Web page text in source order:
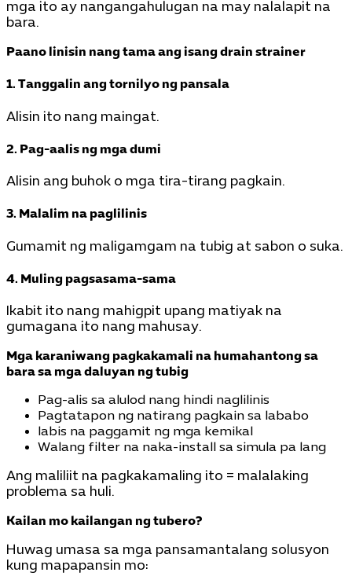
mga ito ay nangangahulugan na may nalalapit na
bara.
Paano linisin nang tama ang isang drain strainer
1. Tanggalin ang tornilyo ng pansala
Alisin ito nang maingat.
2. Pag-aalis ng mga dumi
Alisin ang buhok o mga tira-tirang pagkain.
3. Malalim na paglilinis
Gumamit ng maligamgam na tubig at sabon o suka.
4. Muling pagsasama-sama
Ikabit ito nang mahigpit upang matiyak na
gumagana ito nang mahusay.
Mga karaniwang pagkakamali na humahantong sa
bara sa mga daluyan ng tubig
Pag-alis sa alulod nang hindi naglilinis
Pagtatapon ng natirang pagkain sa lababo
labis na paggamit ng mga kemikal
Walang filter na naka-install sa simula pa lang
Ang maliliit na pagkakamaling ito = malalaking
problema sa huli.
Kailan mo kailangan ng tubero?
Huwag umasa sa mga pansamantalang solusyon
kung mapapansin mo: